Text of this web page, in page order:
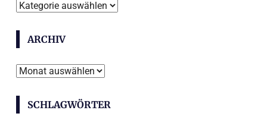
Themen
ARCHIV
Archiv
SCHLAGWÖRTER